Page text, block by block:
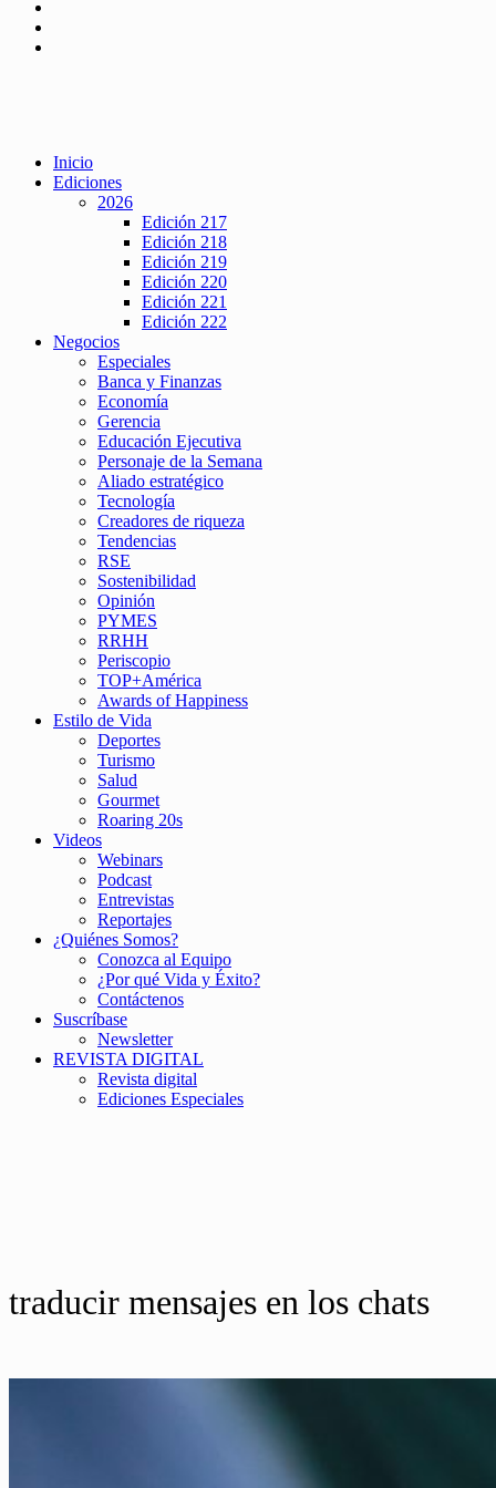
Inicio
Ediciones
2026
Edición 217
Edición 218
Edición 219
Edición 220
Edición 221
Edición 222
Negocios
Especiales
Banca y Finanzas
Economía
Gerencia
Educación Ejecutiva
Personaje de la Semana
Aliado estratégico
Tecnología
Creadores de riqueza
Tendencias
RSE
Sostenibilidad
Opinión
PYMES
RRHH
Periscopio
TOP+América
Awards of Happiness
Estilo de Vida
Deportes
Turismo
Salud
Gourmet
Roaring 20s
Videos
Webinars
Podcast
Entrevistas
Reportajes
¿Quiénes Somos?
Conozca al Equipo
¿Por qué Vida y Éxito?
Contáctenos
Suscríbase
Newsletter
REVISTA DIGITAL
Revista digital
Ediciones Especiales
traducir mensajes en los chats